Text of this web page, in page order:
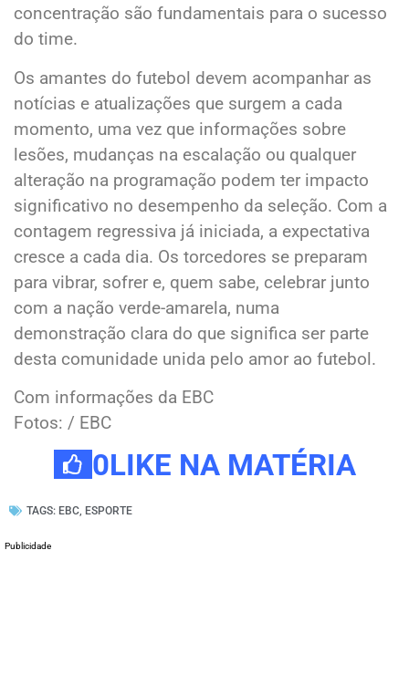
concentração são fundamentais para o sucesso
do time.
Os amantes do futebol devem acompanhar as
notícias e atualizações que surgem a cada
momento, uma vez que informações sobre
lesões, mudanças na escalação ou qualquer
alteração na programação podem ter impacto
significativo no desempenho da seleção. Com a
contagem regressiva já iniciada, a expectativa
cresce a cada dia. Os torcedores se preparam
para vibrar, sofrer e, quem sabe, celebrar junto
com a nação verde-amarela, numa
demonstração clara do que significa ser parte
desta comunidade unida pelo amor ao futebol.
Com informações da EBC
Fotos: / EBC
0LIKE NA MATÉRIA
TAGS: EBC ESPORTE
Publicidade